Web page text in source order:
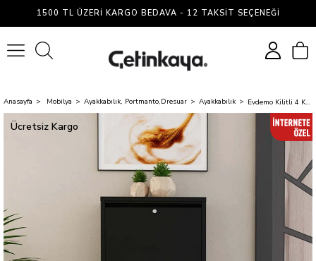
1500 TL ÜZERI KARGO BEDAVA - 12 TAKSIT SEÇENEĞI
Anasayfa Mobilya Ayakkabılık, Portmanto,Dresuar Ayakkabılık Evdemo Kilitli 4 Kapaklı Metal Ayakkabılık Siyah
Ücretsiz Kargo